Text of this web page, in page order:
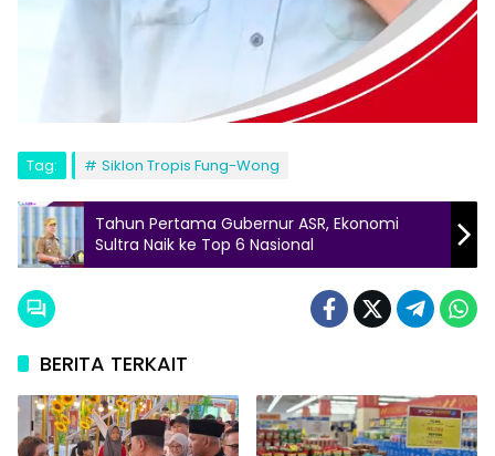
Tag: Siklon Tropis Fung-Wong
Tahun Pertama Gubernur ASR, Ekonomi
Sultra Naik ke Top 6 Nasional
BERITA TERKAIT